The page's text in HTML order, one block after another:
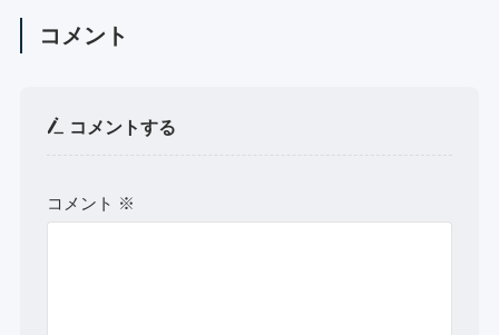
コメント
コメントする
コメント ※